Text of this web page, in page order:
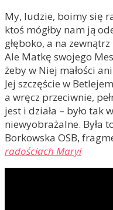
My, ludzie, boimy się
ktoś mógłby nam ją
głęboko, a na
Ale Matkę swojego
żeby w Niej małości
Jej szczęście w
a wręcz przeciwnie,
jest i działa – było tak
niewyobrażalne. Była
Borkowska OSB,
radościach Maryi